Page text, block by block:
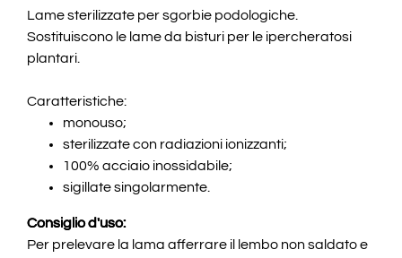
Lame sterilizzate per sgorbie podologiche.
Sostituiscono le lame da bisturi per le ipercheratosi
plantari.
Caratteristiche:
monouso;
sterilizzate con radiazioni ionizzanti;
100% acciaio inossidabile;
sigillate singolarmente.
Consiglio d'uso:
Per prelevare la lama afferrare il lembo non saldato e